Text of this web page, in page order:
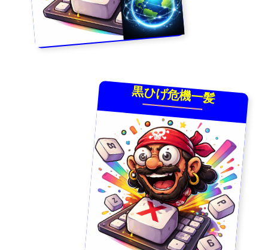
黒ひげ危機一髪